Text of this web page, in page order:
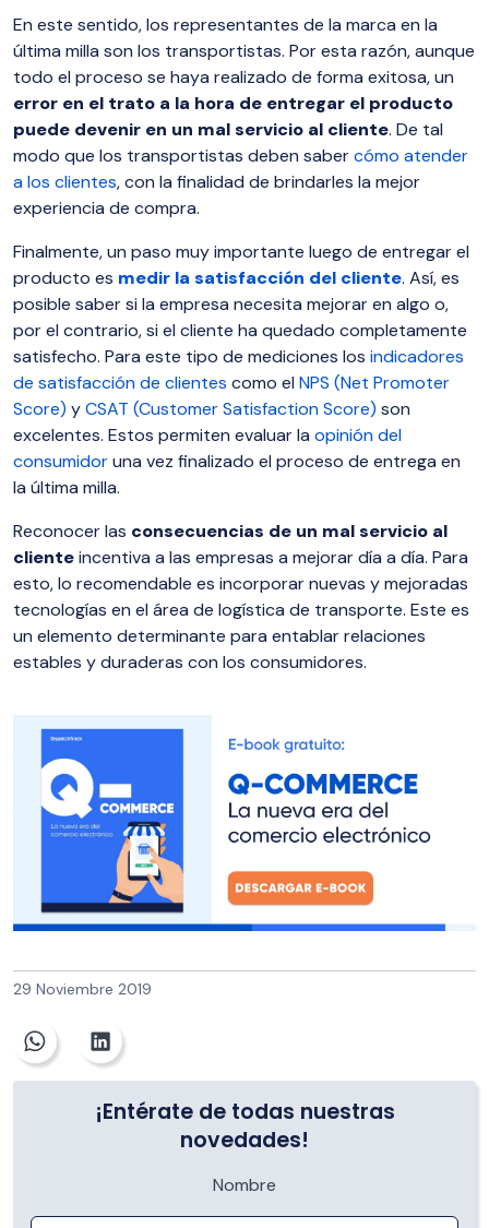
En este sentido, los representantes de la marca en la
última milla son los transportistas. Por esta razón, aunque
todo el proceso se haya realizado de forma exitosa, un
error en el trato a la hora de entregar el producto
puede devenir en un mal servicio al cliente. De tal
modo que los transportistas deben sabercómo atender
a los clientes, con la finalidad de brindarles la mejor
experiencia de compra.
Finalmente, un paso muy importante luego de entregar el
producto es medir la satisfacción del cliente. Así, es
posible saber si la empresa necesita mejorar en algo o,
por el contrario, si el cliente ha quedado completamente
satisfecho. Para este tipo de mediciones los indicadores
de satisfacción de clientes como el NPS (Net Promoter
Score) yCSAT (Customer Satisfaction Score) son
excelentes. Estos permiten evaluar la opinión del
consumidoruna vez finalizado el proceso de entrega en
la última milla.
Reconocer las consecuencias de un mal servicio al
clienteincentiva a las empresas a mejorar día a día. Para
esto, lo recomendable es incorporar nuevas y mejoradas
tecnologías en el área de logística de transporte. Este es
un elemento determinante para entablar relaciones
estables y duraderas con los consumidores.
29 Noviembre 2019
¡Entérate de todas nuestras
novedades!
Nombre